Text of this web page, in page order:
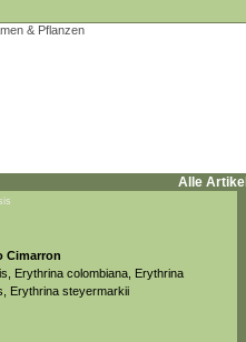
Alle Artikel
Cimarron
Erythrina colombiana, Erythrina
Erythrina steyermarkii